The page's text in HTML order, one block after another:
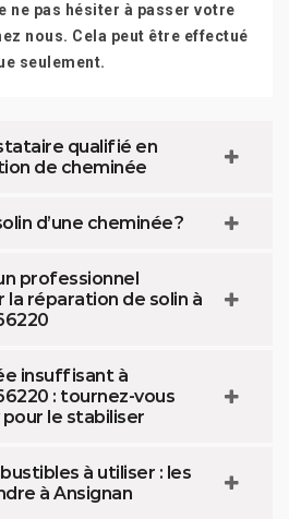
ne pas hésiter à passer votre
nous. Cela peut être effectué
seulement.
qualifié en
de cheminée
d’une cheminée ?
professionnel
réparation de solin à
insuffisant à
: tournez-vous
le stabiliser
à utiliser : les
à Ansignan